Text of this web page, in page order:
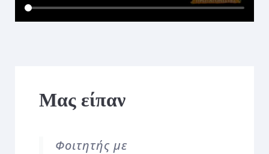
Μας είπαν
Φοιτητής με